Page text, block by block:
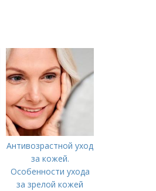
Антивозрастной уход
за кожей.
Особенности ухода
за зрелой кожей